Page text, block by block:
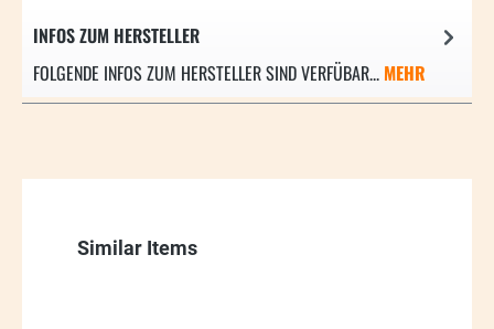
INFOS ZUM HERSTELLER
FOLGENDE INFOS ZUM HERSTELLER SIND VERFÜBAR... MEHR
Produktgalerie überspringen
Similar Items